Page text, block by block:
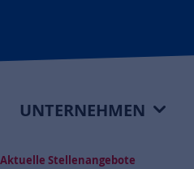
UNTERNEHMEN
Aktuelle Stellenangebote